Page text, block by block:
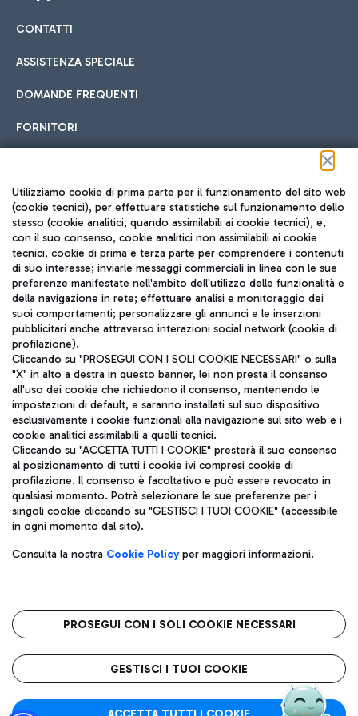
Cucina Internazionale
Fast Food
Pizza
Gelateria
Wine Bar & Sparkling
Hotel in aeroporto
Scegli l'alloggio più adatto e approfitta della vicinanza
all'aeroporto.
Car sharing
Con il Car Sharing è ancora più facile spostarsi
Treno
Raggiungi velocemente l'aeroporto di Fiumicino da Roma
tramite i servizi ferroviari Trenitalia.
Autobus
Scopri le linee di autobus per raggiungere l'aeroporto
Leonardo Da Vinci.
Raggiungi l’aeroporto senza pensieri con il servizio di taxi a
Ristoranti
Scopri la nostra offerta per una pausa gustosa in aeroporto
Mappa Aeroporto Fiumicino
CONTATTI
ASSISTENZA SPECIALE
DOMANDE FREQUENTI
FORNITORI
Seguici sui social
TRAVEL JOURNAL
ITA
Aeroporti di Roma S.p.A. - Società soggetta a direzione e
coordinamento di Mundys S.p.A.
Codice fiscale e Registro delle Imprese di Roma 13032990155 P.
IVA 06572251004
Capitale sociale 62.224.743,00 int. vers.
Sede legale: Via Pier Paolo Racchetti 1 - 00054 Fiumicino (RM)
telefono +39 06 65951
Privacy policy
Note legali
Roma FCO
L'aeroporto stellato
Utilizziamo cookie di prima parte per il funzionamento del sito web
(cookie tecnici), per effettuare statistiche sul funzionamento dello
stesso (cookie analitici, quando assimilabili ai cookie tecnici), e,
con il suo consenso, cookie analitici non assimilabili ai cookie
tecnici, cookie di prima e terza parte per comprendere i contenuti
di suo interesse; inviarle messaggi commerciali in linea con le sue
preferenze manifestate nell'ambito dell'utilizzo delle funzionalità e
della navigazione in rete; effettuare analisi e monitoraggio dei
suoi comportamenti; personalizzare gli annunci e le inserzioni
pubblicitari anche attraverso interazioni social network (cookie di
profilazione).
Cliccando su "PROSEGUI CON I SOLI COOKIE NECESSARI" o sulla
"X" in alto a destra in questo banner, lei non presta il consenso
all'uso dei cookie che richiedono il consenso, mantenendo le
impostazioni di default, e saranno installati sul suo dispositivo
esclusivamente i cookie funzionali alla navigazione sul sito web e i
cookie analitici assimilabili a quelli tecnici.
Cliccando su "ACCETTA TUTTI I COOKIE" presterà il suo consenso
al posizionamento di tutti i cookie ivi compresi cookie di
profilazione. Il consenso è facoltativo e può essere revocato in
qualsiasi momento. Potrà selezionare le sue preferenze per i
singoli cookie cliccando su "GESTISCI I TUOI COOKIE" (accessibile
in ogni momento dal sito).
Consulta la nostra Cookie Policyper maggiori informazioni.
PROSEGUI CON I SOLI COOKIE NECESSARI
GESTISCI I TUOI COOKIE